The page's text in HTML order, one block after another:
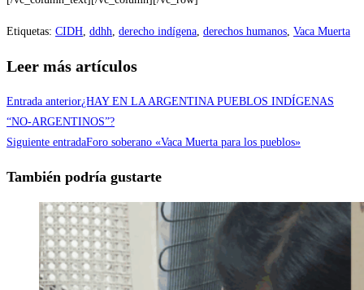
Etiquetas: CIDH ddhh derecho indígena derechos humanos Vaca Muerta
Leer más artículos
Entrada anterior¿HAY EN LA ARGENTINA PUEBLOS INDÍGENAS
“NO-ARGENTINOS”?
Siguiente entradaForo soberano «Vaca Muerta para los pueblos»
También podría gustarte